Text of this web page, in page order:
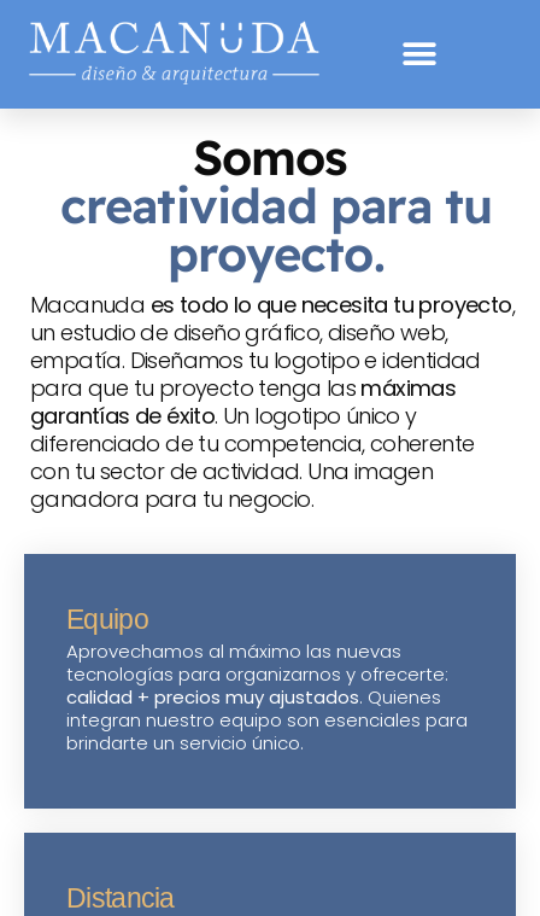
Somos
creatividad para tu
proyecto.
Macanuda es todo lo que necesita tu proyecto,
un estudio de diseño gráfico, diseño web,
empatía. Diseñamos tu logotipo e identidad
para que tu proyecto tenga las máximas
garantías de éxito. Un logotipo único y
diferenciado de tu competencia, coherente
con tu sector de actividad. Una imagen
ganadora para tu negocio.
Equipo
Aprovechamos al máximo las nuevas
tecnologías para organizarnos y ofrecerte:
calidad + precios muy ajustados. Quienes
integran nuestro equipo son esenciales para
brindarte un servicio único.
Distancia